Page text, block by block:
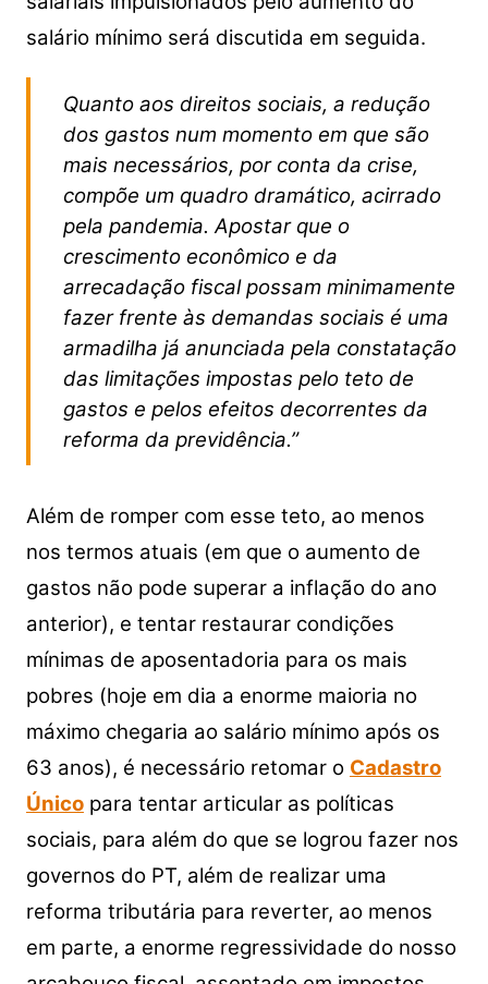
salário mínimo será discutida em seguida.
Quanto aos direitos sociais, a redução
dos gastos num momento em que são
mais necessários, por conta da crise,
compõe um quadro dramático, acirrado
pela pandemia. Apostar que o
crescimento econômico e da
arrecadação fiscal possam minimamente
fazer frente às demandas sociais é uma
armadilha já anunciada pela constatação
das limitações impostas pelo teto de
gastos e pelos efeitos decorrentes da
reforma da previdência.”
Além de romper com esse teto, ao menos
nos termos atuais (em que o aumento de
gastos não pode superar a inflação do ano
anterior), e tentar restaurar condições
mínimas de aposentadoria para os mais
pobres (hoje em dia a enorme maioria no
máximo chegaria ao salário mínimo após os
63 anos), é necessário retomar o Cadastro
Únicopara tentar articular as políticas
sociais, para além do que se logrou fazer nos
governos do PT, além de realizar uma
reforma tributária para reverter, ao menos
em parte, a enorme regressividade do nosso